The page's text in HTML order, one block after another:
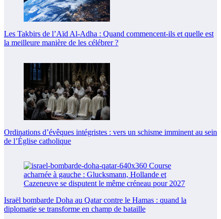
Les Takbirs de l’Aïd Al-Adha : Quand commencent-ils et quelle est
la meilleure manière de les célébrer ?
Ordinations d’évêques intégristes : vers un schisme imminent au sein
de l’Église catholique
Israël bombarde Doha au Qatar contre le Hamas : quand la
diplomatie se transforme en champ de bataille